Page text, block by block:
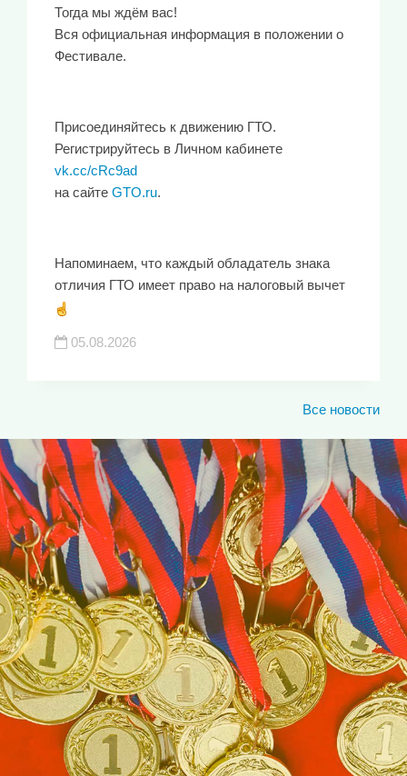
Тогда мы ждём вас!
Вся официальная информация в положении о
Фестивале.
Присоединяйтесь к движению ГТО.
Регистрируйтесь в Личном кабинете
vk.cc/cRc9ad
на сайте GTO.ru.
Напоминаем, что каждый обладатель знака
отличия ГТО имеет право на налоговый вычет
05.08.2026
Все новости
ЮКИОР
ЛУЧШИЕ СПОРТИВНЫЕ
ДОСТИЖЕНИЯ